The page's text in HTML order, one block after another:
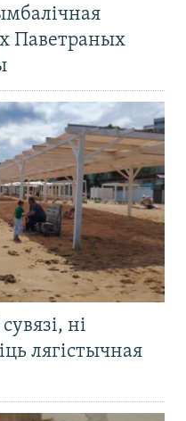
Паветраных
ні
лягістычная